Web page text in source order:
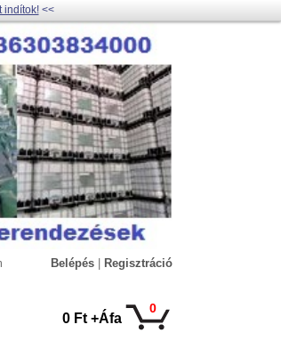
indítok!<<
Belépés Regisztráció
0
0 Ft +Áfa